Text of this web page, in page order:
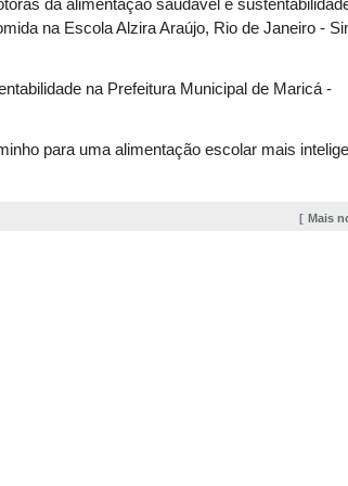
da alimentação saudável e
na Escola Alzira Araújo, Rio de Janeiro -
na Prefeitura Municipal de Maricá -
para uma alimentação escolar mais
Mais